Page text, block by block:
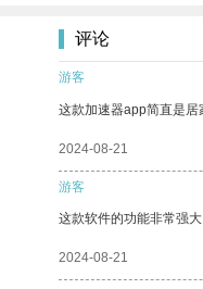
评论
游客
这款加速器app简直是
2024-08-21
游客
这款软件的功能非常强
2024-08-21